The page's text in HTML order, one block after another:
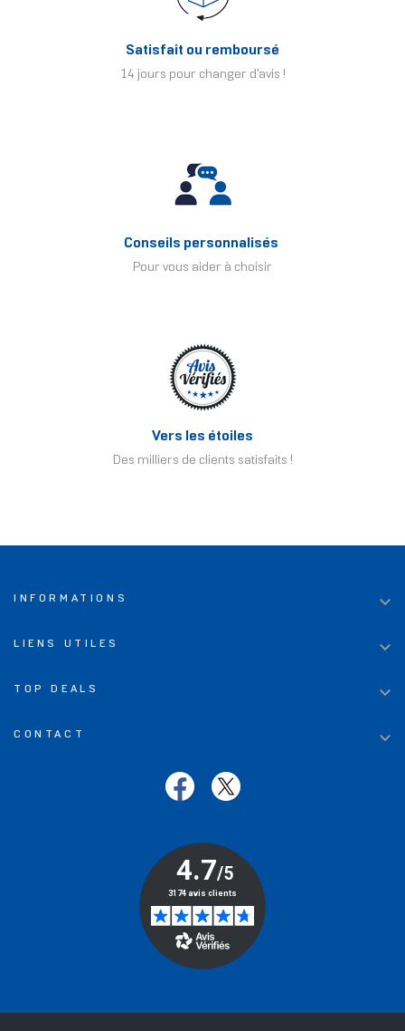
Satisfait ou remboursé
14 jours pour changer d'avis !
Conseils personnalisés
Pour vous aider à choisir
Vers les étoiles
Des milliers de clients satisfaits !
INFORMATIONS 
LIENS UTILES 
TOP DEALS 
CONTACT 